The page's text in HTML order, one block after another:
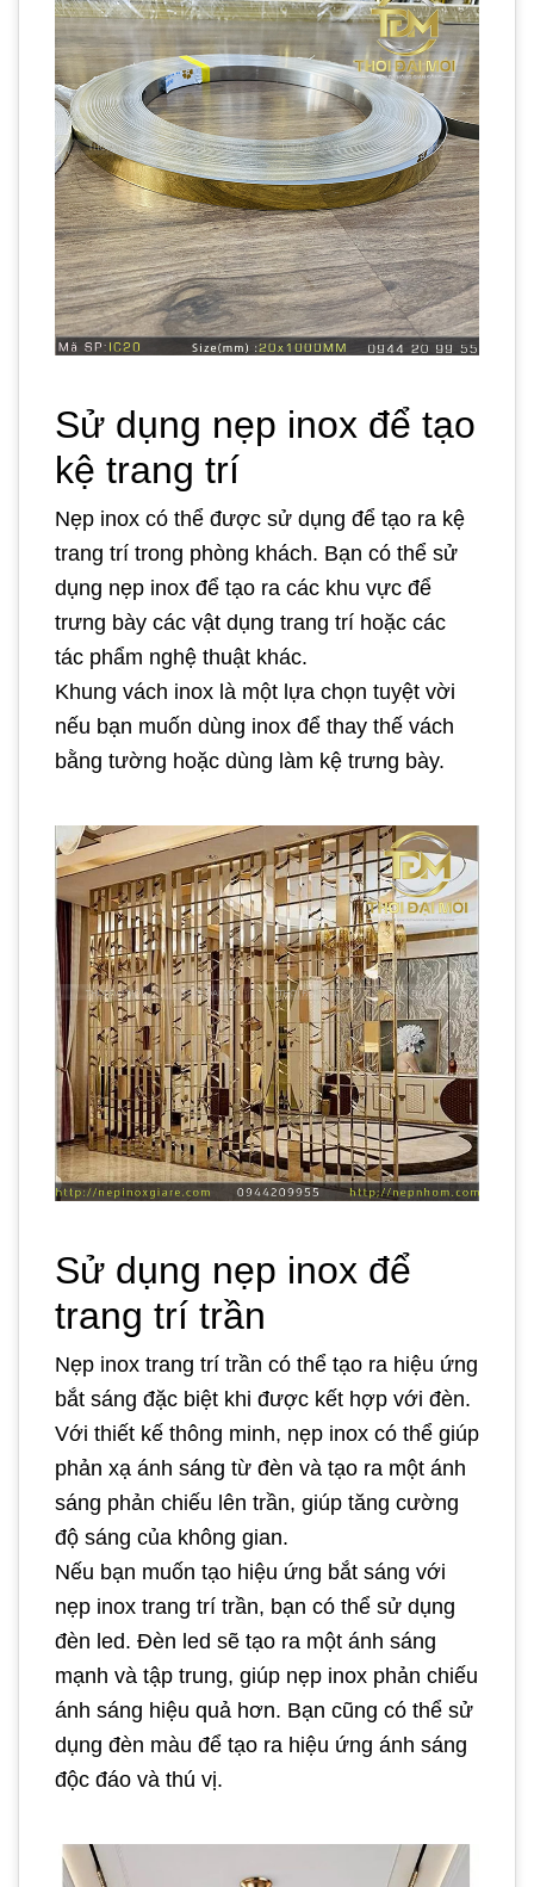
Sử dụng nẹp inox để tạo
kệ trang trí
Nẹp inox có thể được sử dụng để tạo ra kệ
trang trí trong phòng khách. Bạn có thể sử
dụng nẹp inox để tạo ra các khu vực để
trưng bày các vật dụng trang trí hoặc các
tác phẩm nghệ thuật khác.
Khung vách inox là một lựa chọn tuyệt vời
nếu bạn muốn dùng inox để thay thế vách
bằng tường hoặc dùng làm kệ trưng bày.
Sử dụng nẹp inox để
trang trí trần
Nẹp inox trang trí trần có thể tạo ra hiệu ứng
bắt sáng đặc biệt khi được kết hợp với đèn.
Với thiết kế thông minh, nẹp inox có thể giúp
phản xạ ánh sáng từ đèn và tạo ra một ánh
sáng phản chiếu lên trần, giúp tăng cường
độ sáng của không gian.
Nếu bạn muốn tạo hiệu ứng bắt sáng với
nẹp inox trang trí trần, bạn có thể sử dụng
đèn led. Đèn led sẽ tạo ra một ánh sáng
mạnh và tập trung, giúp nẹp inox phản chiếu
ánh sáng hiệu quả hơn. Bạn cũng có thể sử
dụng đèn màu để tạo ra hiệu ứng ánh sáng
độc đáo và thú vị.